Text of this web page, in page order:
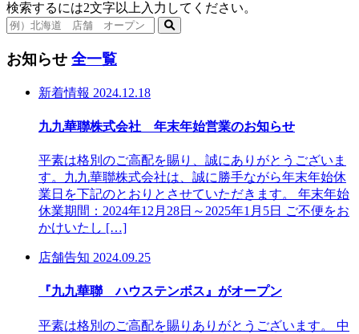
検索するには2文字以上入力してください。
お知らせ 全一覧
新着情報 2024.12.18
九九華聯株式会社 年末年始営業のお知らせ
平素は格別のご高配を賜り、誠にありがとうございま
す。九九華聯株式会社は、誠に勝手ながら年末年始休
業日を下記のとおりとさせていただきます。 年末年始
休業期間：2024年12月28日～2025年1月5日 ご不便をお
かけいたし […]
店舗告知 2024.09.25
『九九華聯 ハウステンボス』がオープン
平素は格別のご高配を賜りありがとうございます。 中